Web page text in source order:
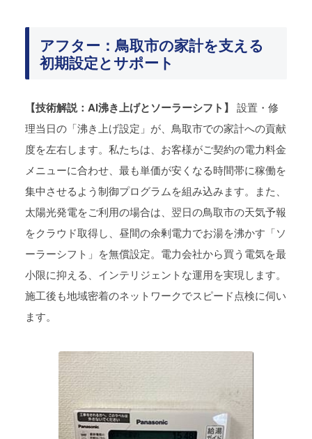
アフター：鳥取市の家計を支える
初期設定とサポート
【技術解説：AI沸き上げとソーラーシフト】 設置・修
理当日の「沸き上げ設定」が、鳥取市での家計への貢献
度を左右します。私たちは、お客様がご契約の電力料金
メニューに合わせ、最も単価が安くなる時間帯に稼働を
集中させるよう制御プログラムを組み込みます。また、
太陽光発電をご利用の場合は、翌日の鳥取市の天気予報
をクラウド取得し、昼間の余剰電力でお湯を沸かす「ソ
ーラーシフト」を無償設定。電力会社から買う電気を最
小限に抑える、インテリジェントな運用を実現します。
施工後も地域密着のネットワークでスピード点検に伺い
ます。